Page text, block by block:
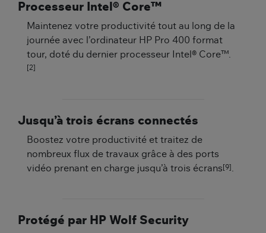
Processeur Intel® Core™
Maintenez votre productivité tout au long de la
journée avec l’ordinateur HP Pro 400 format
tour, doté du dernier processeur Intel® Core™.
[2]
Jusqu’à trois écrans connectés
Boostez votre productivité et traitez de
nombreux flux de travaux grâce à des ports
vidéo prenant en charge jusqu’à trois écrans [9] .
Protégé par HP Wolf Security